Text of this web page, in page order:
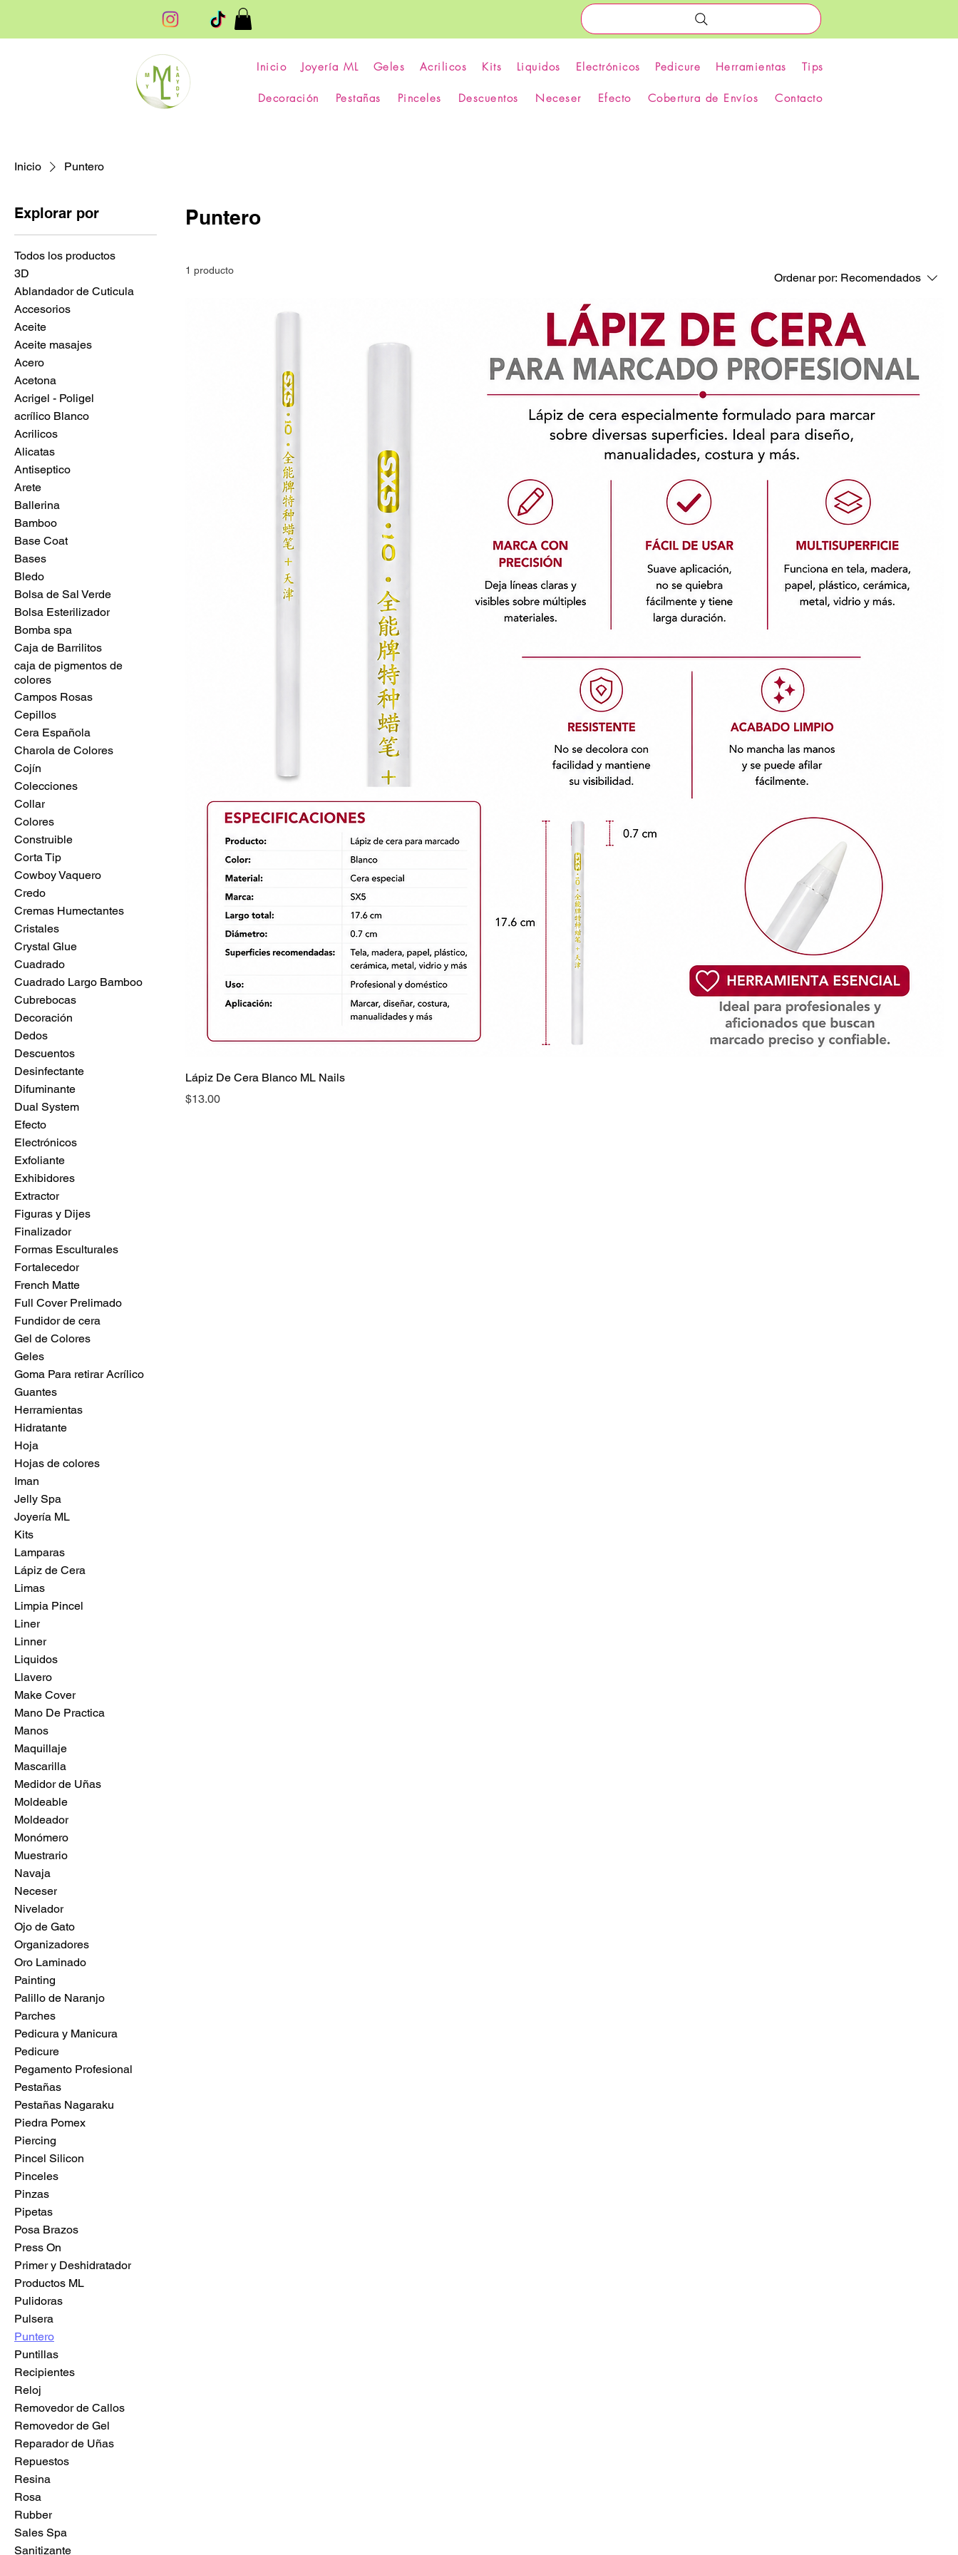
Inicio Joyería ML Geles Acrilicos Kits Liquidos Electrónicos Pedicure Herramientas Tips
Decoración Pestañas Pinceles Descuentos Neceser Efecto Cobertura de Envíos Contacto
Inicio Puntero
Explorar por
Todos los productos
3D
Ablandador de Cuticula
Accesorios
Aceite
Aceite masajes
Acero
Acetona
Acrigel - Poligel
acrílico Blanco
Acrilicos
Alicatas
Antiseptico
Arete
Ballerina
Bamboo
Base Coat
Bases
Bledo
Bolsa de Sal Verde
Bolsa Esterilizador
Bomba spa
Caja de Barrilitos
caja de pigmentos de
colores
Campos Rosas
Cepillos
Cera Española
Charola de Colores
Cojín
Colecciones
Collar
Colores
Construible
Corta Tip
Cowboy Vaquero
Credo
Cremas Humectantes
Cristales
Crystal Glue
Cuadrado
Cuadrado Largo Bamboo
Cubrebocas
Decoración
Dedos
Descuentos
Desinfectante
Difuminante
Dual System
Efecto
Electrónicos
Exfoliante
Exhibidores
Extractor
Figuras y Dijes
Finalizador
Formas Esculturales
Fortalecedor
French Matte
Full Cover Prelimado
Fundidor de cera
Gel de Colores
Geles
Goma Para retirar Acrílico
Guantes
Herramientas
Hidratante
Hoja
Hojas de colores
Iman
Jelly Spa
Joyería ML
Kits
Lamparas
Lápiz de Cera
Limas
Limpia Pincel
Liner
Linner
Liquidos
Llavero
Make Cover
Mano De Practica
Manos
Maquillaje
Mascarilla
Medidor de Uñas
Moldeable
Moldeador
Monómero
Muestrario
Navaja
Neceser
Nivelador
Ojo de Gato
Organizadores
Oro Laminado
Painting
Palillo de Naranjo
Parches
Pedicura y Manicura
Pedicure
Pegamento Profesional
Pestañas
Pestañas Nagaraku
Piedra Pomex
Piercing
Pincel Silicon
Pinceles
Pinzas
Pipetas
Posa Brazos
Press On
Primer y Deshidratador
Productos ML
Pulidoras
Pulsera
Puntero
Puntillas
Recipientes
Reloj
Removedor de Callos
Removedor de Gel
Reparador de Uñas
Repuestos
Resina
Rosa
Rubber
Sales Spa
Sanitizante
Puntero
1 producto
Ordenar por: Recomendados
Lápiz De Cera Blanco ML Nails
Precio
$13.00